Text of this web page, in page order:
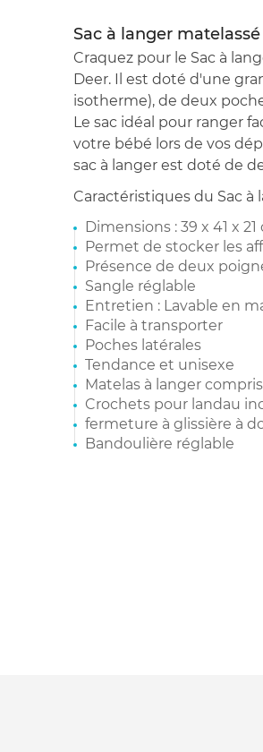
Sac à langer
Craquez pour le Sac à
Deer. Il est doté d'une
isotherme), de deux
Le sac idéal pour ranger
votre bébé lors de vos
sac à langer est doté de
Caractéristiques du Sac à
Dimensions : 39 x 41 x 21
Permet de stocker les
Présence de deux
Sangle réglable
Entretien : Lavable en
Facile à transporter
Poches latérales
Tendance et unisexe
Matelas à langer compris
Crochets pour landau
fermeture à glissière à
Bandoulière réglable